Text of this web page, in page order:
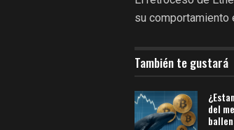
su comportamiento
También te gustará
del